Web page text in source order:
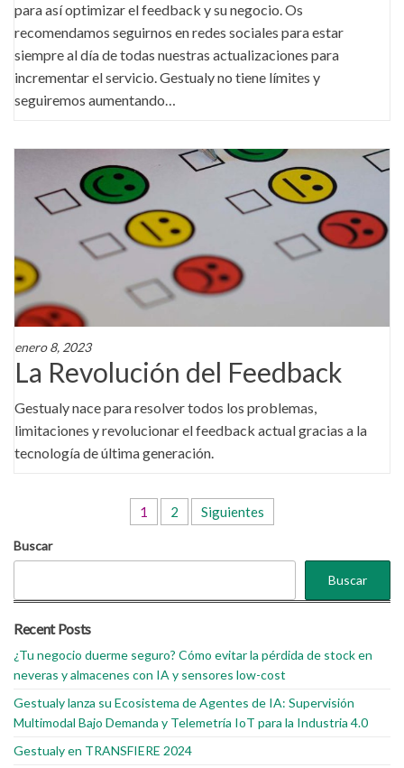
para así optimizar el feedback y su negocio. Os
recomendamos seguirnos en redes sociales para estar
siempre al día de todas nuestras actualizaciones para
incrementar el servicio. Gestualy no tiene límites y
seguiremos aumentando…
enero 8, 2023
La Revolución del Feedback
Gestualy nace para resolver todos los problemas,
limitaciones y revolucionar el feedback actual gracias a la
tecnología de última generación.
de
1 2 Siguientes
Buscar
Buscar
Recent Posts
¿Tu negocio duerme seguro? Cómo evitar la pérdida de stock en
neveras y almacenes con IA y sensores low-cost
Gestualy lanza su Ecosistema de Agentes de IA: Supervisión
Multimodal Bajo Demanda y Telemetría IoT para la Industria 4.0
Gestualy en TRANSFIERE 2024